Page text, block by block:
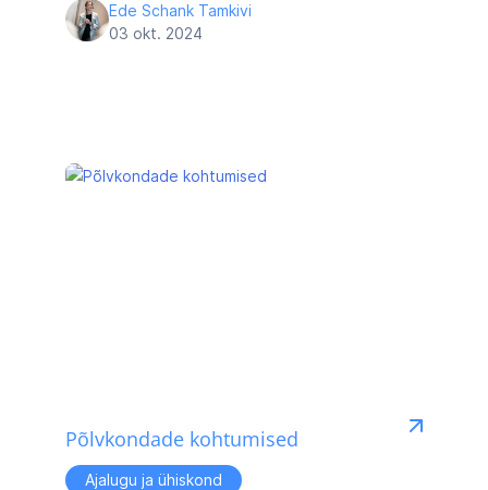
Ede Schank Tamkivi
03 okt. 2024
Põlvkondade kohtumised
Ajalugu ja ühiskond